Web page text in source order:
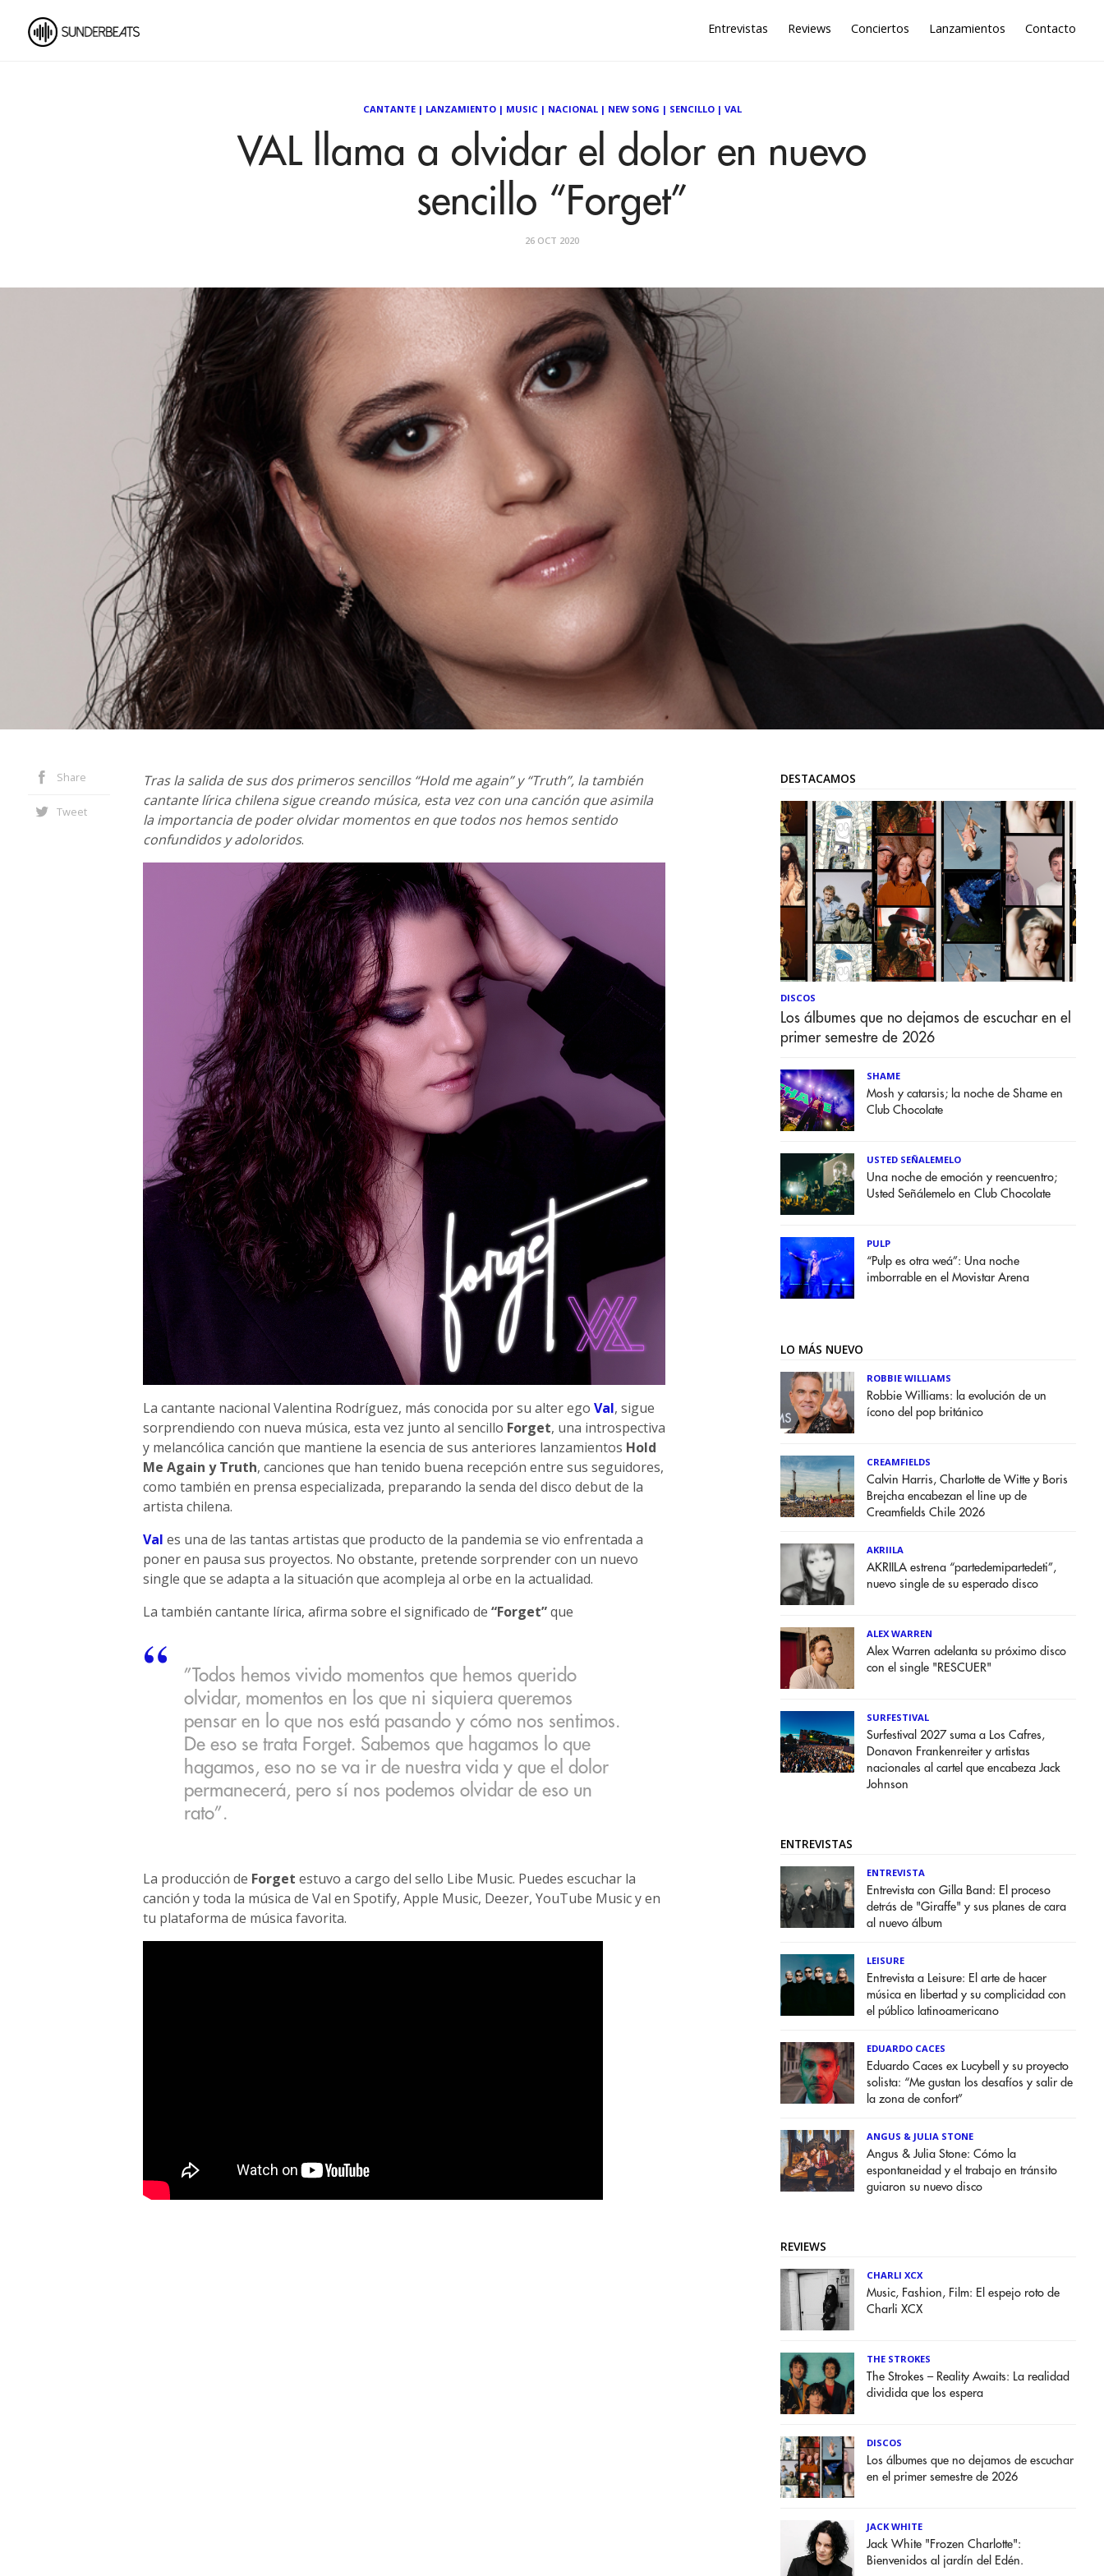
Entrevistas Reviews Conciertos Lanzamientos Contacto
CANTANTE| LANZAMIENTO| MUSIC| NACIONAL| NEW SONG | SENCILLO| VAL
VAL llama a olvidar el dolor en nuevo
sencillo “Forget”
26 OCT 2020
Share
Tweet
Tras la salida de sus dos primeros sencillos “Hold me again” y “Truth”, la también
cantante lírica chilena sigue creando música, esta vez con una canción que asimila
la importancia de poder olvidar momentos en que todos nos hemos sentido
confundidos y adoloridos.
La cantante nacional Valentina Rodríguez, más conocida por su alter ego Val, sigue
sorprendiendo con nueva música, esta vez junto al sencillo Forget, una introspectiva
y melancólica canción que mantiene la esencia de sus anteriores lanzamientos Hold
Me Again y Truth, canciones que han tenido buena recepción entre sus seguidores,
como también en prensa especializada, preparando la senda del disco debut de la
artista chilena.
Val es una de las tantas artistas que producto de la pandemia se vio enfrentada a
poner en pausa sus proyectos. No obstante, pretende sorprender con un nuevo
single que se adapta a la situación que acompleja al orbe en la actualidad.
La también cantante lírica, afirma sobre el significado de “Forget”que
”Todos hemos vivido momentos que hemos querido
olvidar, momentos en los que ni siquiera queremos
pensar en lo que nos está pasando y cómo nos sentimos.
De eso se trata Forget. Sabemos que hagamos lo que
hagamos, eso no se va ir de nuestra vida y que el dolor
permanecerá, pero sí nos podemos olvidar de eso un
rato”.
La producción de Forget estuvo a cargo del sello Libe Music. Puedes escuchar la
canción y toda la música de Val en Spotify, Apple Music, Deezer, YouTube Music y en
tu plataforma de música favorita.
DESTACAMOS
DISCOS
Los álbumes que no dejamos de escuchar en el
primer semestre de 2026
SHAME
Mosh y catarsis; la noche de Shame en
Club Chocolate
USTED SEÑALEMELO
Una noche de emoción y reencuentro;
Usted Señálemelo en Club Chocolate
PULP
“Pulp es otra weá”: Una noche
imborrable en el Movistar Arena
LO MÁS NUEVO
ROBBIE WILLIAMS
Robbie Williams: la evolución de un
ícono del pop británico
CREAMFIELDS
Calvin Harris, Charlotte de Witte y Boris
Brejcha encabezan el line up de
Creamfields Chile 2026
AKRIILA
AKRIILA estrena “partedemipartedeti”,
nuevo single de su esperado disco
ALEX WARREN
Alex Warren adelanta su próximo disco
con el single "RESCUER"
SURFESTIVAL
Surfestival 2027 suma a Los Cafres,
Donavon Frankenreiter y artistas
nacionales al cartel que encabeza Jack
Johnson
ENTREVISTAS
ENTREVISTA
Entrevista con Gilla Band: El proceso
detrás de "Giraffe" y sus planes de cara
al nuevo álbum
LEISURE
Entrevista a Leisure: El arte de hacer
música en libertad y su complicidad con
el público latinoamericano
EDUARDO CACES
Eduardo Caces ex Lucybell y su proyecto
solista: “Me gustan los desafíos y salir de
la zona de confort”
ANGUS & JULIA STONE
Angus & Julia Stone: Cómo la
espontaneidad y el trabajo en tránsito
guiaron su nuevo disco
REVIEWS
CHARLI XCX
Music, Fashion, Film: El espejo roto de
Charli XCX
THE STROKES
The Strokes – Reality Awaits: La realidad
dividida que los espera
DISCOS
Los álbumes que no dejamos de escuchar
en el primer semestre de 2026
JACK WHITE
Jack White "Frozen Charlotte":
Bienvenidos al jardín del Edén.